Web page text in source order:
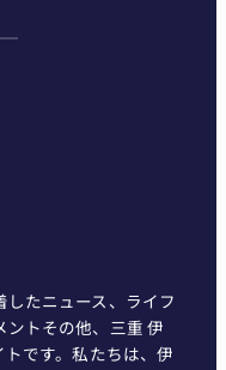
たニュース、ライフ
トその他、三重 伊
です。私たちは、伊